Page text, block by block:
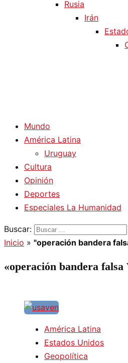
Rusia
Irán
Mundo
América Latina
Uruguay
Cultura
Opinión
Deportes
Especiales La Humanidad
Buscar:
Inicio » "operación bandera
«operación bandera falsa
América Latina
Estados Unidos
Geopolítica